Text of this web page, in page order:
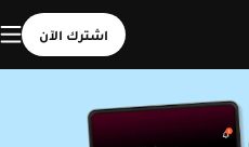
اشترك الآن